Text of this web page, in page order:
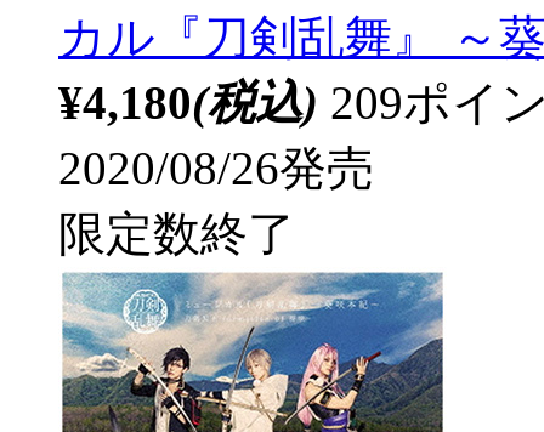
カル『刀剣乱舞』 ～
¥4,180(税込) 209ポイ
2020/08/26発売
限定数終了